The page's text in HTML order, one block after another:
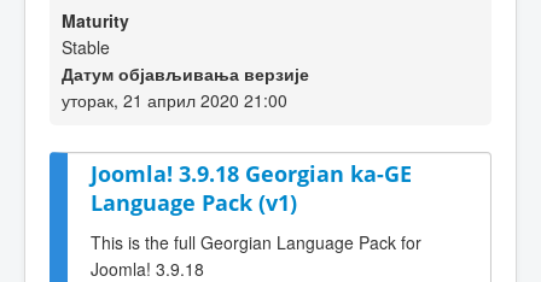
Maturity
Stable
Датум објављивања верзије
уторак, 21 април 2020 21:00
Joomla! 3.9.18 Georgian ka-GE
Language Pack (v1)
This is the full Georgian Language Pack for
Joomla! 3.9.18